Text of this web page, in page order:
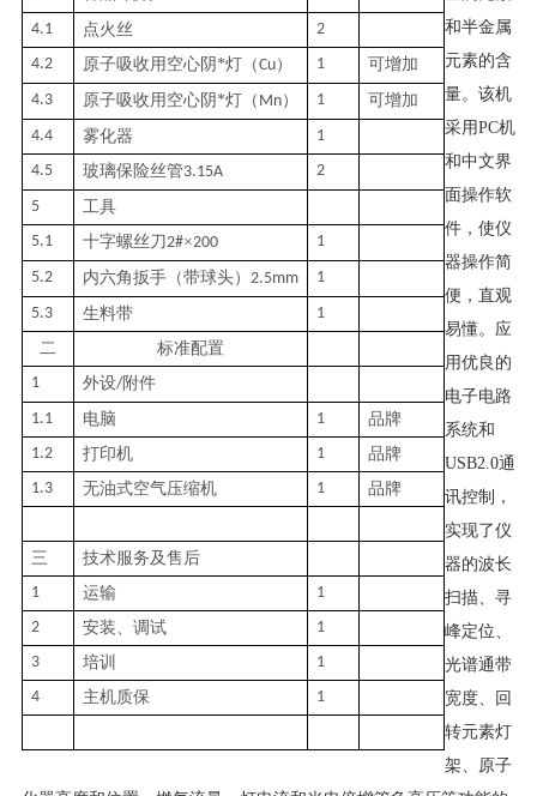
4.1
点火丝
2
4.2
原子吸收用空心阴 *灯（Cu） 1
可增加
4.3
原子吸收用空心阴 *灯（ Mn） 1
可增加
4.4
雾化器
1
4.5
玻璃保险丝管3.15A
2
5
工具
5.1
十字螺丝刀2#×200
1
5.2
内六角扳手（带球头） 2.5mm
1
5.3
生料带
1
二
标准配置
1
外设/附件
1.1
电脑 1
品牌
1.2
打印机 1
品牌
1.3
无油式空气压缩机 1 品牌
三
技术服务及售后
1
运输
1
2
安装、调试
1
3
培训
1
4
主机质保 1
和半金属
元素的含
量。该机
采用PC机
和中文界
面操作软
件，使仪
器操作简
便，直观
易懂。应
用优良的
电子电路
系统和
USB2.0通
讯控制，
实现了仪
器的波长
扫描、寻
峰定位、
光谱通带
宽度、回
转元素灯
架、原子